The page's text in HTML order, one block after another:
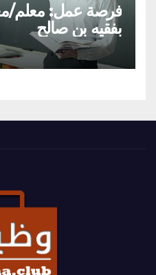
فرصة عمل: معلم/
بفقيه بن صالح